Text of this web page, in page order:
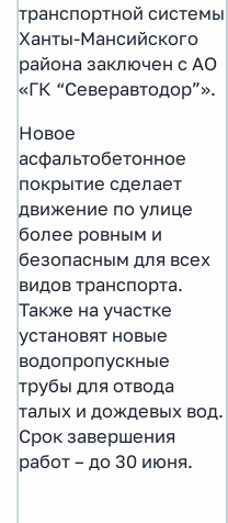
транспортной системы
Ханты-Мансийского
района заключен с АО
«ГК “Северавтодор”».
Новое
асфальтобетонное
покрытие сделает
движение по улице
более ровным и
безопасным для всех
видов транспорта.
Также на участке
установят новые
водопропускные
трубы для отвода
талых и дождевых вод.
Срок завершения
работ – до 30 июня.